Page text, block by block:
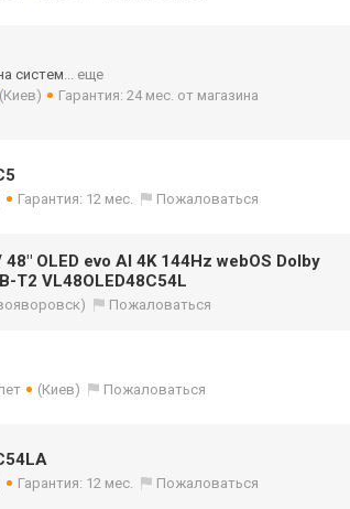
систем... еще
(Киев)
Гарантия: 24 мес. от магазина
Гарантия: 12 мес. Пожаловаться
OLED evo AI 4K 144Hz webOS Dolby
T2 VL48OLED48C54L
Пожаловаться
(Киев) Пожаловаться
Гарантия: 12 мес. Пожаловаться